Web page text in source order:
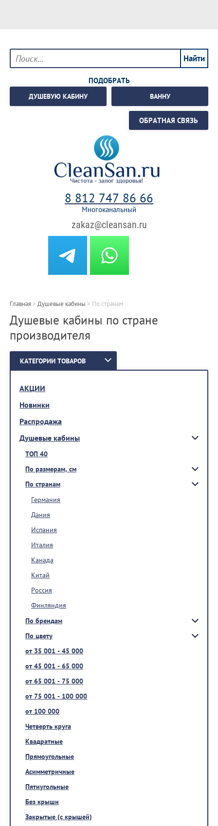
ПОДОБРАТЬ
ДУШЕВУЮ КАБИНУ ВАННУ
ОБРАТНАЯ СВЯЗЬ
8 812 747 86 66
Многоканальный
zakaz@cleansan.ru
Главная > Душевые кабины > По странам
Душевые кабины по стране
производителя
КАТЕГОРИИ ТОВАРОВ
АКЦИИ
Новинки
Распродажа
Душевые кабины
ТОП 40
По размерам, см
По странам
Германия
Дания
Испания
Италия
Канада
Китай
Россия
Финляндия
По брендам
По цвету
от 35 001 - 45 000
от 45 001 - 65 000
от 65 001 - 75 000
от 75 001 - 100 000
от 100 000
Четверть круга
Квадратные
Прямоугольные
Асимметричные
Пятиугольные
Без крыши
Закрытые (с крышей)